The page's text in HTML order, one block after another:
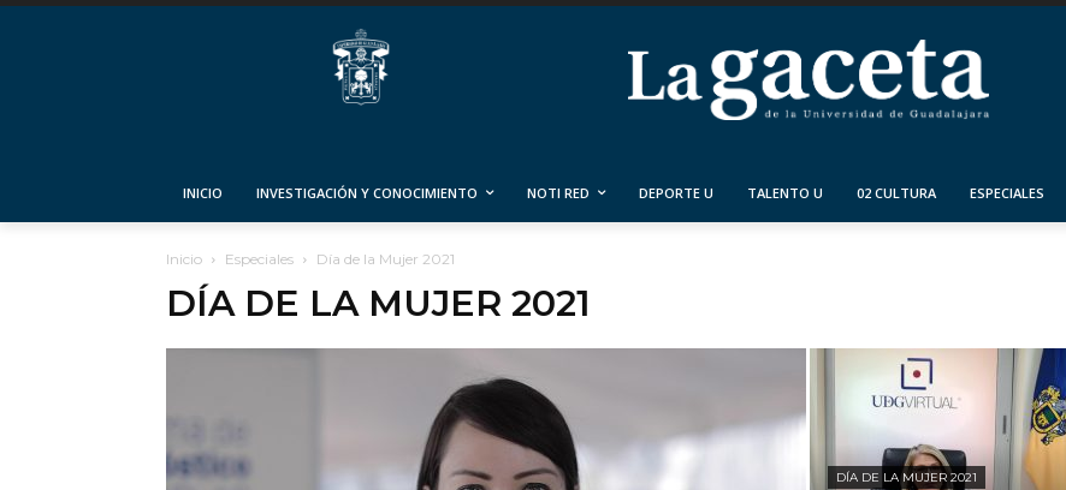
INICIO INVESTIGACIÓN Y CONOCIMIENTO NOTI RED DEPORTE U TALENTO U 02 CULTURA ESPECIALES
Inicio Especiales Día de la Mujer 2021
DÍA DE LA MUJER 2021
DÍA DE LA MUJER 2021